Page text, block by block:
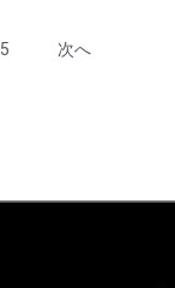
5 次へ